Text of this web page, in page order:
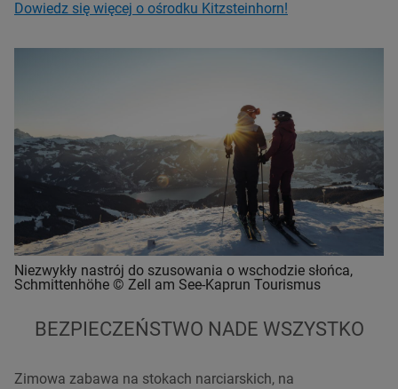
Dowiedz się więcej o ośrodku Kitzsteinhorn!
Niezwykły nastrój do szusowania o wschodzie słońca,
Schmittenhöhe © Zell am See-Kaprun Tourismus
BEZPIECZEŃSTWO NADE WSZYSTKO
Zimowa zabawa na stokach narciarskich, na